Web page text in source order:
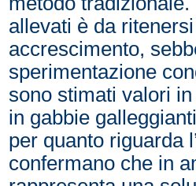
allevati è da
accrescimento,
sperimentazione
sono stimati valori
in gabbie
per quanto riguarda
confermano che in